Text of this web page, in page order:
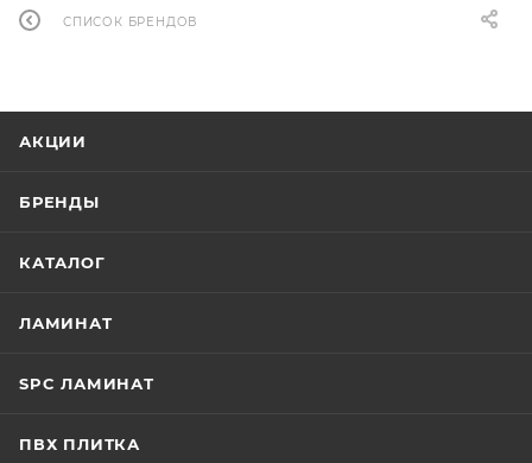
СПИСОК БРЕНДОВ
АКЦИИ
БРЕНДЫ
КАТАЛОГ
ЛАМИНАТ
SPC ЛАМИНАТ
ПВХ ПЛИТКА